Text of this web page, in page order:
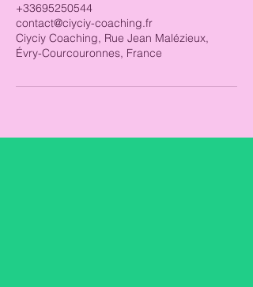
+33695250544
contact@ciyciy-coaching.fr
Ciyciy Coaching, Rue Jean Malézieux,
Évry-Courcouronnes, France